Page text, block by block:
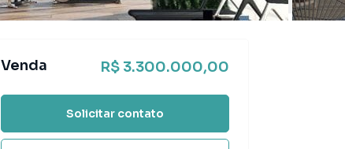
Venda R$ 3.300.000,00
Solicitar contato